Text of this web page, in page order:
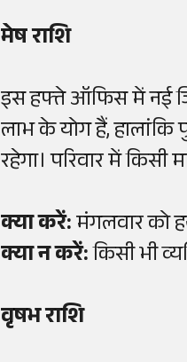
मेष राशि
इस हफ्ते ऑफिस में नई
लाभ के योग हैं, हालांकि
रहेगा। परिवार में
क्या करें:मंगलवार को
क्या न करें:किसी भी
वृषभ राशि